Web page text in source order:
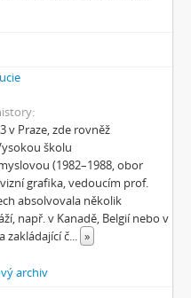
skály
v Praze, zde rovněž
školu
(1982–1988, obor
grafika, vedoucím prof.
absolvovala několik
např. v Kanadě, Belgií nebo v
zakládající č... »
archiv